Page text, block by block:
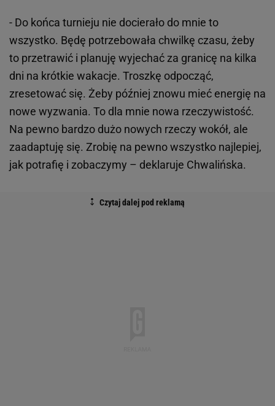
- Do końca turnieju nie docierało do mnie to
wszystko. Będę potrzebowała chwilkę czasu, żeby
to przetrawić i planuję wyjechać za granicę na kilka
dni na krótkie wakacje. Troszkę odpocząć,
zresetować się. Żeby później znowu mieć energię na
nowe wyzwania. To dla mnie nowa rzeczywistość.
Na pewno bardzo dużo nowych rzeczy wokół, ale
zaadaptuję się. Zrobię na pewno wszystko najlepiej,
jak potrafię i zobaczymy – deklaruje Chwalińska.